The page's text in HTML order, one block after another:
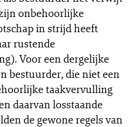
onbehoorlijke
in strijd heeft
rustende
Voor een dergelijke
bestuurder, die niet een
taakvervulling
daarvan losstaande
de gewone regels van